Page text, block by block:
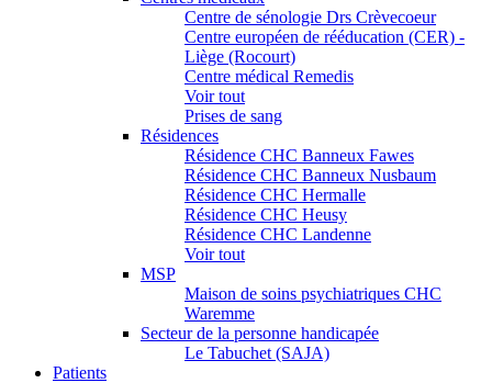
Centre de sénologie Drs Crèvecoeur
Centre européen de rééducation (CER) -
Liège (Rocourt)
Centre médical Remedis
Voir tout
Prises de sang
Résidences
Résidence CHC Banneux Fawes
Résidence CHC Banneux Nusbaum
Résidence CHC Hermalle
Résidence CHC Heusy
Résidence CHC Landenne
Voir tout
MSP
Maison de soins psychiatriques CHC
Waremme
Secteur de la personne handicapée
Le Tabuchet (SAJA)
Patients